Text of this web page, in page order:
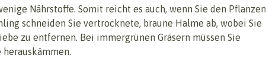
Nährstoffe. Somit reicht es auch, wenn Sie den Pflanzen
schneiden Sie vertrocknete, braune Halme ab, wobei Sie
zu entfernen. Bei immergrünen Gräsern müssen Sie